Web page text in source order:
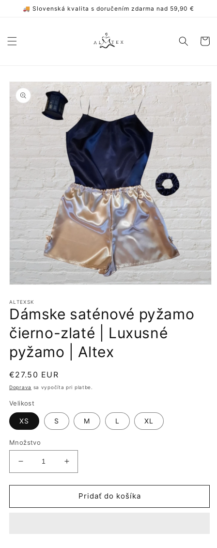
🚚 Slovenská kvalita s doručením zdarma nad 59,90 €
Košík
informácie
produkte
1
v
modálnom
ALTEXSK
Dámske saténové pyžamo
čierno-zlaté | Luxusné
pyžamo | Altex
Normálna
cena
€27.50 EUR
Doprava sa vypočíta pri platbe.
Velikost
XS S M L XL
Množstvo
množstvo
pre
saténové
Zvýšiť
množstvo
pre
Dámske
saténové
Pridať do košíka